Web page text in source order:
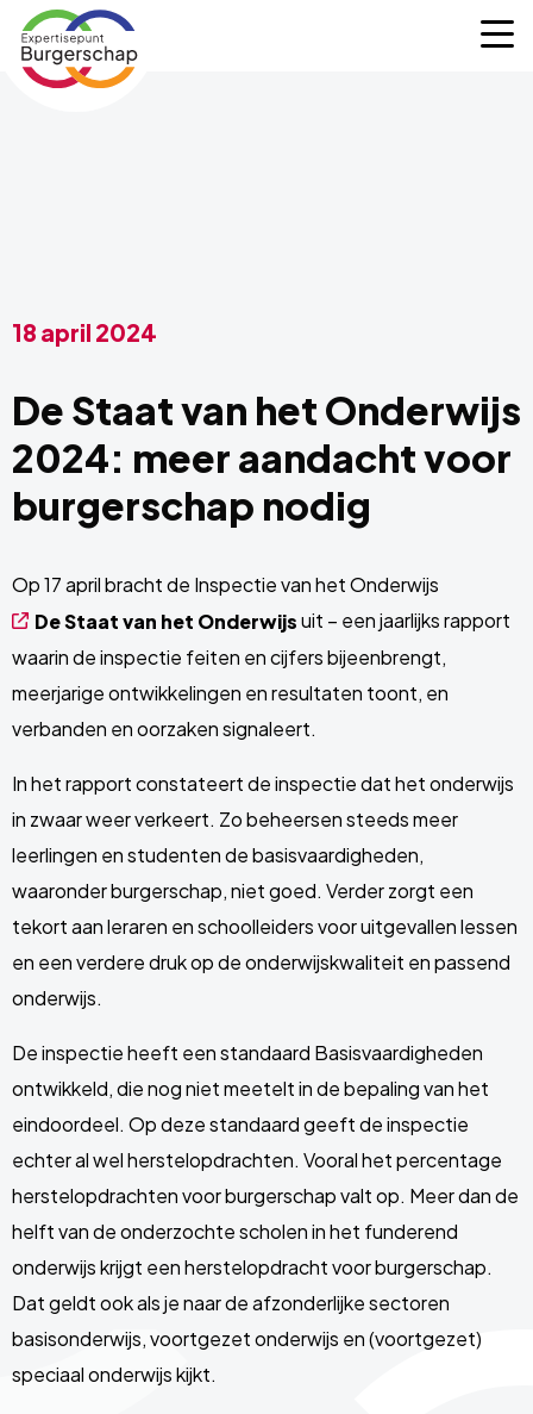
Expertisepunt
Burgerschap
De Staat van het Onderwijs
2024: meer aandacht voor
burgerschap nodig
18 april 2024
Op 17 april bracht de Inspectie van het Onderwijs
De Staat van het Onderwijsuit – een jaarlijks rapport
waarin de inspectie feiten en cijfers bijeenbrengt,
meerjarige ontwikkelingen en resultaten toont, en
verbanden en oorzaken signaleert.
In het rapport constateert de inspectie dat het onderwijs
in zwaar weer verkeert. Zo beheersen steeds meer
leerlingen en studenten de basisvaardigheden,
waaronder burgerschap, niet goed. Verder zorgt een
tekort aan leraren en schoolleiders voor uitgevallen lessen
en een verdere druk op de onderwijskwaliteit en passend
onderwijs.
De inspectie heeft een standaard Basisvaardigheden
ontwikkeld, die nog niet meetelt in de bepaling van het
eindoordeel. Op deze standaard geeft de inspectie
echter al wel herstelopdrachten. Vooral het percentage
herstelopdrachten voor burgerschap valt op. Meer dan de
helft van de onderzochte scholen in het funderend
onderwijs krijgt een herstelopdracht voor burgerschap.
Dat geldt ook als je naar de afzonderlijke sectoren
basisonderwijs, voortgezet onderwijs en (voortgezet)
speciaal onderwijs kijkt.